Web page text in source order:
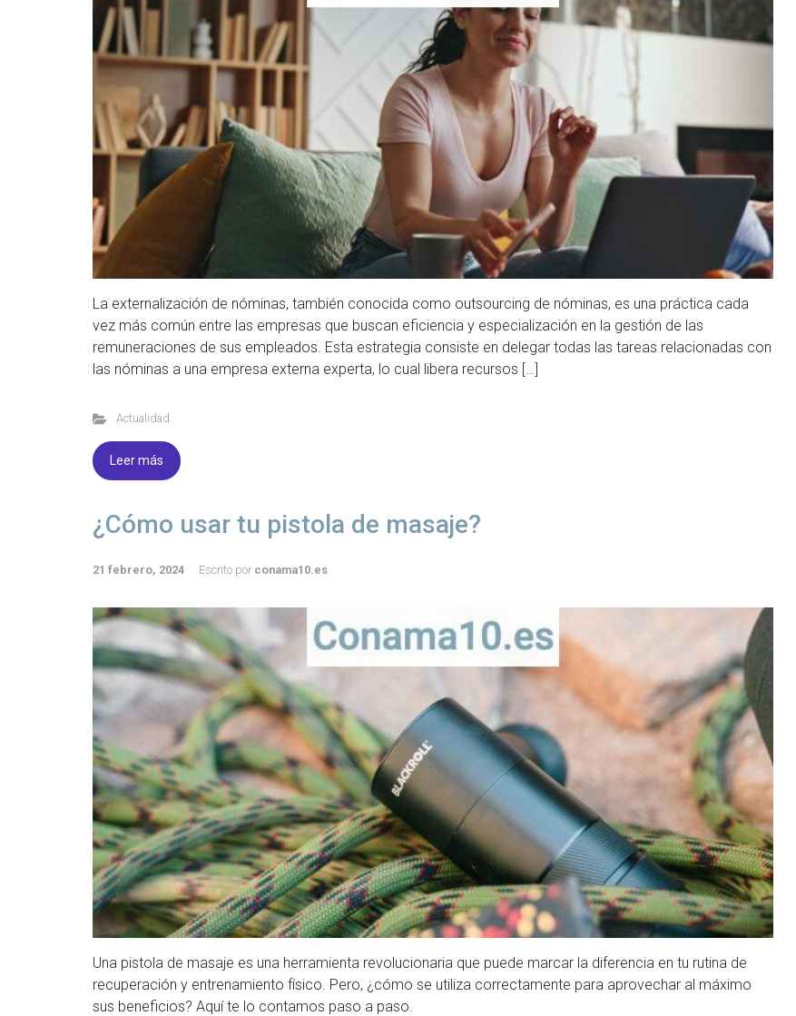
La externalización de nóminas, también conocida como outsourcing de nóminas, es una práctica cada
vez más común entre las empresas que buscan eficiencia y especialización en la gestión de las
remuneraciones de sus empleados. Esta estrategia consiste en delegar todas las tareas relacionadas con
las nóminas a una empresa externa experta, lo cual libera recursos […]
Actualidad
Leer más
¿Cómo usar tu pistola de masaje?
21 febrero, 2024 Escrito por conama10.es
Una pistola de masaje es una herramienta revolucionaria que puede marcar la diferencia en tu rutina de
recuperación y entrenamiento físico. Pero, ¿cómo se utiliza correctamente para aprovechar al máximo
sus beneficios? Aquí te lo contamos paso a paso.